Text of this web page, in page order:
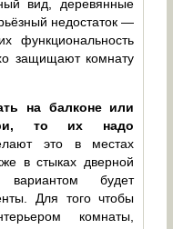
вид, деревянные
недостаток —
функциональность
защищают комнату
на балконе или
то их надо
это в местах
в стыках дверной
будет
Для того чтобы
комнаты,